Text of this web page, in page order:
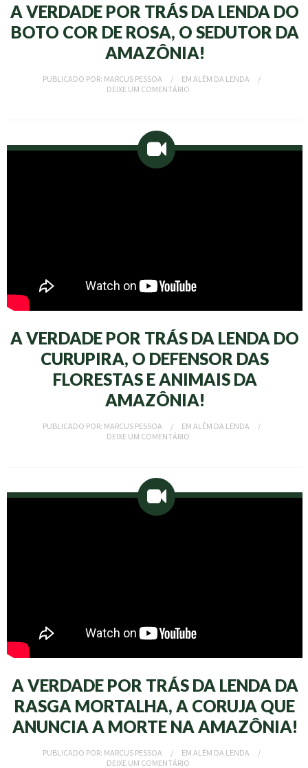
A VERDADE POR TRÁS DA LENDA DO
BOTO COR DE ROSA, O SEDUTOR DA
AMAZÔNIA!
PUBLICADO POR: MARCUS PESSOA EM ALÉM DA LENDA
DEIXE UM COMENTÁRIO
A VERDADE POR TRÁS DA LENDA DO
CURUPIRA, O DEFENSOR DAS
FLORESTAS E ANIMAIS DA
AMAZÔNIA!
PUBLICADO POR: MARCUS PESSOA EM ALÉM DA LENDA
DEIXE UM COMENTÁRIO
A VERDADE POR TRÁS DA LENDA DA
RASGA MORTALHA, A CORUJA QUE
ANUNCIA A MORTE NA AMAZÔNIA!
PUBLICADO POR: MARCUS PESSOA EM ALÉM DA LENDA
DEIXE UM COMENTÁRIO